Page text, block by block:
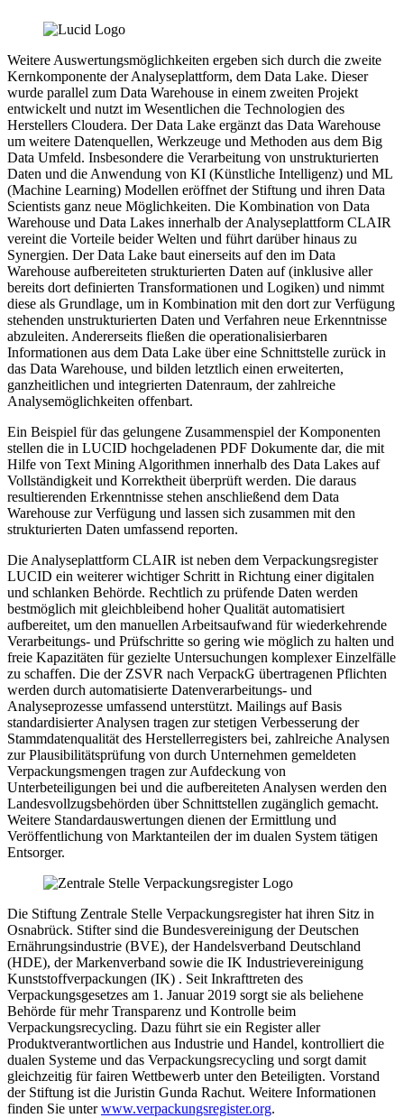
Weitere Auswertungsmöglichkeiten ergeben sich durch die zweite
Kernkomponente der Analyseplattform, dem Data Lake. Dieser
wurde parallel zum Data Warehouse in einem zweiten Projekt
entwickelt und nutzt im Wesentlichen die Technologien des
Herstellers Cloudera. Der Data Lake ergänzt das Data Warehouse
um weitere Datenquellen, Werkzeuge und Methoden aus dem Big
Data Umfeld. Insbesondere die Verarbeitung von unstrukturierten
Daten und die Anwendung von KI (Künstliche Intelligenz) und ML
(Machine Learning) Modellen eröffnet der Stiftung und ihren Data
Scientists ganz neue Möglichkeiten. Die Kombination von Data
Warehouse und Data Lakes innerhalb der Analyseplattform CLAIR
vereint die Vorteile beider Welten und führt darüber hinaus zu
Synergien. Der Data Lake baut einerseits auf den im Data
Warehouse aufbereiteten strukturierten Daten auf (inklusive aller
bereits dort definierten Transformationen und Logiken) und nimmt
diese als Grundlage, um in Kombination mit den dort zur Verfügung
stehenden unstrukturierten Daten und Verfahren neue Erkenntnisse
abzuleiten. Andererseits fließen die operationalisierbaren
Informationen aus dem Data Lake über eine Schnittstelle zurück in
das Data Warehouse, und bilden letztlich einen erweiterten,
ganzheitlichen und integrierten Datenraum, der zahlreiche
Analysemöglichkeiten offenbart.
Ein Beispiel für das gelungene Zusammenspiel der Komponenten
stellen die in LUCID hochgeladenen PDF Dokumente dar, die mit
Hilfe von Text Mining Algorithmen innerhalb des Data Lakes auf
Vollständigkeit und Korrektheit überprüft werden. Die daraus
resultierenden Erkenntnisse stehen anschließend dem Data
Warehouse zur Verfügung und lassen sich zusammen mit den
strukturierten Daten umfassend reporten.
Die Analyseplattform CLAIR ist neben dem Verpackungsregister
LUCID ein weiterer wichtiger Schritt in Richtung einer digitalen
und schlanken Behörde. Rechtlich zu prüfende Daten werden
bestmöglich mit gleichbleibend hoher Qualität automatisiert
aufbereitet, um den manuellen Arbeitsaufwand für wiederkehrende
Verarbeitungs- und Prüfschritte so gering wie möglich zu halten und
freie Kapazitäten für gezielte Untersuchungen komplexer Einzelfälle
zu schaffen. Die der ZSVR nach VerpackG übertragenen Pflichten
werden durch automatisierte Datenverarbeitungs- und
Analyseprozesse umfassend unterstützt. Mailings auf Basis
standardisierter Analysen tragen zur stetigen Verbesserung der
Stammdatenqualität des Herstellerregisters bei, zahlreiche Analysen
zur Plausibilitätsprüfung von durch Unternehmen gemeldeten
Verpackungsmengen tragen zur Aufdeckung von
Unterbeteiligungen bei und die aufbereiteten Analysen werden den
Landesvollzugsbehörden über Schnittstellen zugänglich gemacht.
Weitere Standardauswertungen dienen der Ermittlung und
Veröffentlichung von Marktanteilen der im dualen System tätigen
Entsorger.
Die Stiftung Zentrale Stelle Verpackungsregister hat ihren Sitz in
Osnabrück. Stifter sind die Bundesvereinigung der Deutschen
Ernährungsindustrie (BVE), der Handelsverband Deutschland
(HDE), der Markenverband sowie die IK Industrievereinigung
Kunststoffverpackungen (IK) . Seit Inkrafttreten des
Verpackungsgesetzes am 1. Januar 2019 sorgt sie als beliehene
Behörde für mehr Transparenz und Kontrolle beim
Verpackungsrecycling. Dazu führt sie ein Register aller
Produktverantwortlichen aus Industrie und Handel, kontrolliert die
dualen Systeme und das Verpackungsrecycling und sorgt damit
gleichzeitig für fairen Wettbewerb unter den Beteiligten. Vorstand
der Stiftung ist die Juristin Gunda Rachut. Weitere Informationen
finden Sie unterwww.verpackungsregister.org.